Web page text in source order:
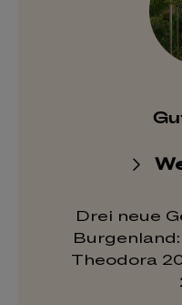
Drei neue
Theodora